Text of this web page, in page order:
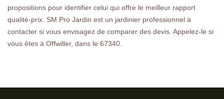
propositions pour identifier celui qui offre le meilleur rapport
qualité-prix. SM Pro Jardin est un jardinier professionnel à
contacter si vous envisagez de comparer des devis. Appelez-le si
vous êtes à Offwiller, dans le 67340.